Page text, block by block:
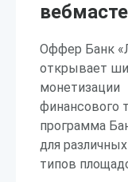
Оффер Банк
открывает
монетизации
финансового
программа
для различных
типов